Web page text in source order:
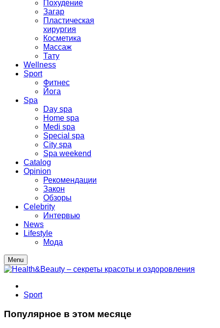
Похудение
Загар
Пластическая
хирургия
Косметика
Массаж
Тату
Wellness
Sport
Фитнес
Йога
Spa
Day spa
Home spa
Medi spa
Special spa
City spa
Spa weekend
Catalog
Opinion
Рекомендации
Закон
Обзоры
Celebrity
Интервью
News
Lifestyle
Мода
Menu
Sport
Популярное в этом месяце